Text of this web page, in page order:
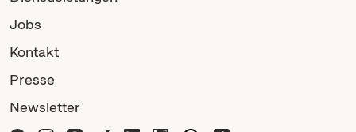
Jobs
Kontakt
Presse
Newsletter